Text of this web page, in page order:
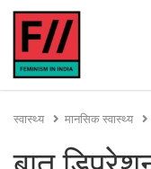
स्वास्थ्य मानसिक स्वास्थ्य